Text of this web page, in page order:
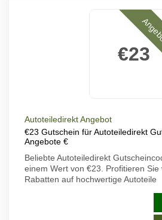
€23
Autoteiledirekt Angebot
€23 Gutschein für Autoteiledirekt
Angebote €
Beliebte Autoteiledirekt
einem Wert von €23. Profitieren Sie
Rabatten auf hochwertige Autoteile